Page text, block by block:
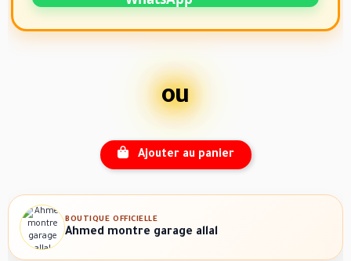
ou
Ajouter au panier
BOUTIQUE OFFICIELLE
Ahmed montre garage allal